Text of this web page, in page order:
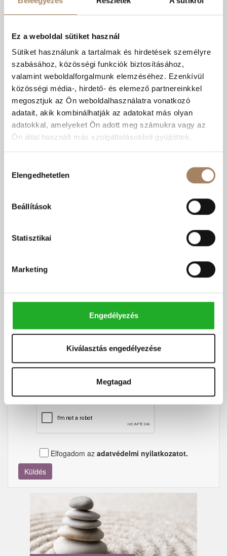
Ez a weboldal sütiket használ
Sütiket használunk a tartalmak és hirdetések személyre
szabásához, közösségi funkciók biztosításához,
valamint weboldalforgalmunk elemzéséhez. Ezenkívül
közösségi média-, hirdető- és elemező partnereinkkel
megosztjuk az Ön weboldalhasználatra vonatkozó
adatait, akik kombinálhatják az adatokat más olyan
adatokkal, amelyeket Ön adott meg számukra vagy az
Ön által használt más szolgáltatásokból gyűjtöttek.
kiválasztása
Elengedhetetlen
Beállítások
Statisztikai
Marketing
Engedélyezés
Kiválasztás engedélyezése
Megtagad
Ügyfél értékelés:
Megbízó 2026.06.06.
Megbízó 2026.02.03.
Az ingatlan elkelt , elégedett vagyok , ügyes,
Elfogadom az adatvédelmi nyilatkozatot.
Küldés